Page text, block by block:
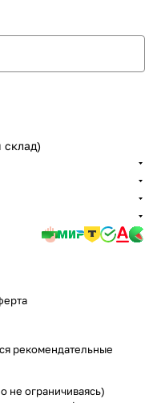
склад)
рекомендательные
не ограничиваясь)